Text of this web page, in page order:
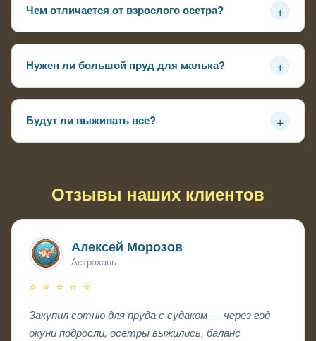
Чем отличается от взрослого осетра? +
Нужен ли большой пруд для малька? +
Будут ли выживать все? +
Отзывы наших клиентов
Алексей Морозов
Астрахань
⭐ ⭐ ⭐ ⭐ ⭐
Закупил сотню для пруда с судаком — через год
окуни подросли, осетры выжились, баланс